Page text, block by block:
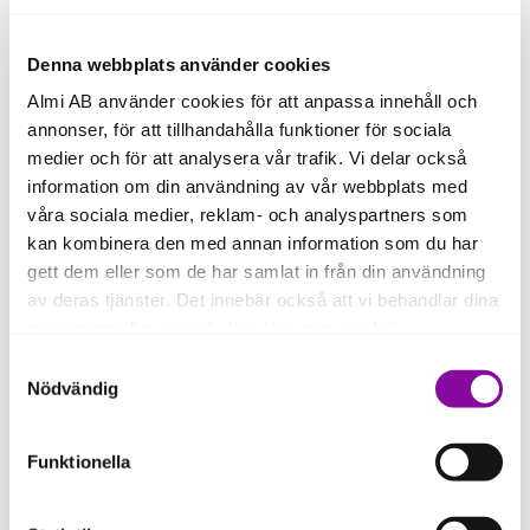
Denna webbplats använder cookies
Almi AB använder cookies för att anpassa innehåll och
annonser, för att tillhandahålla funktioner för sociala
medier och för att analysera vår trafik. Vi delar också
information om din användning av vår webbplats med
våra sociala medier, reklam- och analyspartners som
kan kombinera den med annan information som du har
gett dem eller som de har samlat in från din användning
av deras tjänster. Det innebär också att vi behandlar dina
Om du klickar på avvisa kommer användning av kakor
eller delning av information enligt ovan, inte att ske,
förutom för kakor som är nödvändiga för att hemsidan
ska fungera se mer under inställningar.
Nödvändig
Funktionella
samhälle
hur hållbarhet kan stärka din
konkurrensfördel och lönsamhet
hur affären kan utvecklas långsiktigt
Det gör din idé mer framtidssäker och
relevant.